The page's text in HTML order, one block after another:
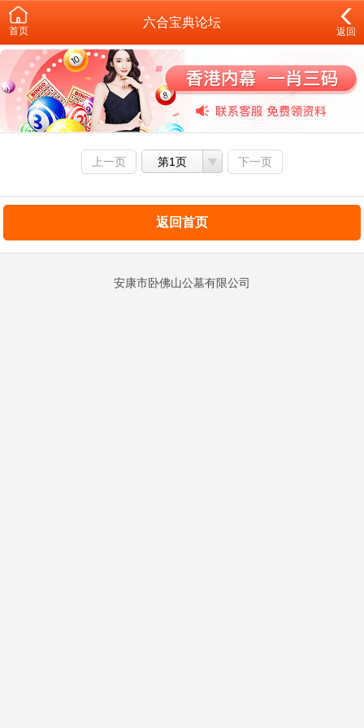
首页
六合宝典论坛
返回
上一页 第1页 下一页
返回首页
安康市卧佛山公墓有限公司